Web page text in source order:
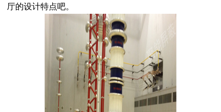
厅的设计特点吧。